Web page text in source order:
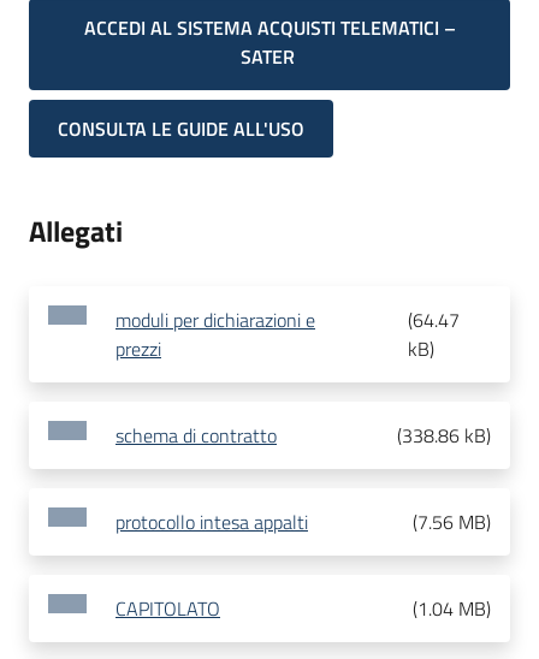
ACCEDI AL SISTEMA ACQUISTI TELEMATICI –
SATER
CONSULTA LE GUIDE ALL'USO
Allegati
moduli per dichiarazioni e
prezzi
(64.47
kB)
schema di contratto (338.86 kB)
protocollo intesa appalti (7.56 MB)
CAPITOLATO (1.04 MB)